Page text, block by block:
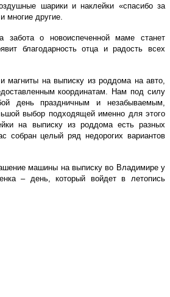
шарики и наклейки «спасибо за
многие другие.
забота о новоиспеченной маме станет
благодарность отца и радость всех
магниты на выписку из роддома на авто,
координатам. Нам под силу
день праздничным и незабываемым,
выбор подходящей именно для этого
на выписку из роддома есть разных
собран целый ряд недорогих вариантов
машины на выпискуво Владимире у
– день, который войдет в летопись